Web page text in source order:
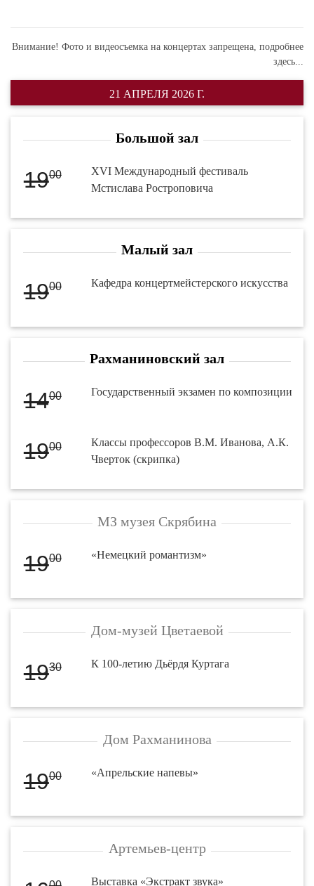
Внимание! Фото и видеосъемка на концертах запрещена, подробнее
здесь...
21 АПРЕЛЯ 2026 Г.
Большой зал
1900
XVI Международный фестиваль
Мстислава Ростроповича
Малый зал
1900 Кафедра концертмейстерского искусства
Рахманиновский зал
1400 Государственный экзамен по композиции
1900
Классы профессоров В.М. Иванова, А.К.
Чверток (скрипка)
МЗ музея Скрябина
1900 «Немецкий романтизм»
Дом-музей Цветаевой
1930 К 100-летию Дьёрдя Куртага
Дом Рахманинова
1900 «Апрельские напевы»
Артемьев-центр
Выставка «Экстракт звука»